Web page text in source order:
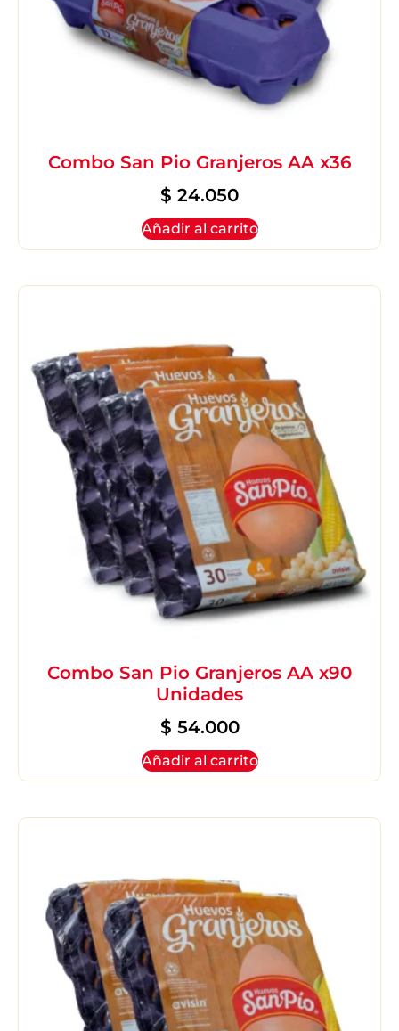
Combo San Pio Granjeros AA x36
$ 24.050
Añadir al carrito
Combo San Pio Granjeros AA x90
Unidades
$ 54.000
Añadir al carrito